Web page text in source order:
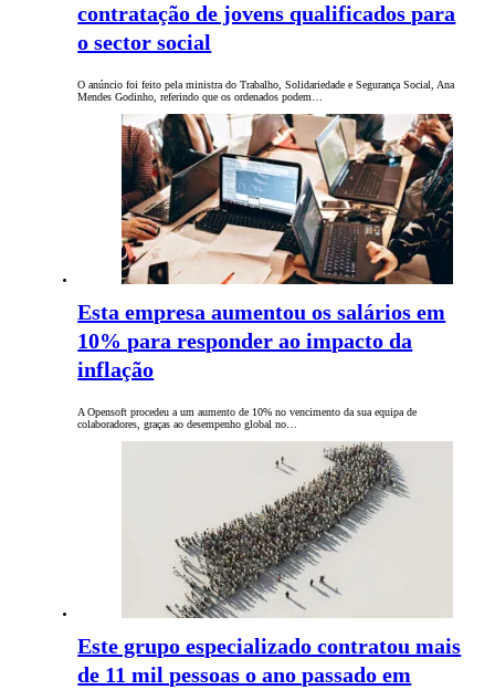
contratação de jovens qualificados para
o sector social
O anúncio foi feito pela ministra do Trabalho, Solidariedade e Segurança Social, Ana
Mendes Godinho, referindo que os ordenados podem…
Esta empresa aumentou os salários em
10% para responder ao impacto da
inflação
A Opensoft procedeu a um aumento de 10% no vencimento da sua equipa de
colaboradores, graças ao desempenho global no…
Este grupo especializado contratou mais
de 11 mil pessoas o ano passado em